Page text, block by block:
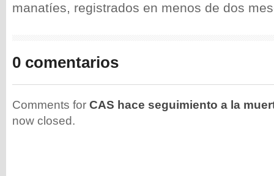
manatíes, registrados en menos de dos
0 comentarios
Comments for CAS hace seguimiento a la
now closed.